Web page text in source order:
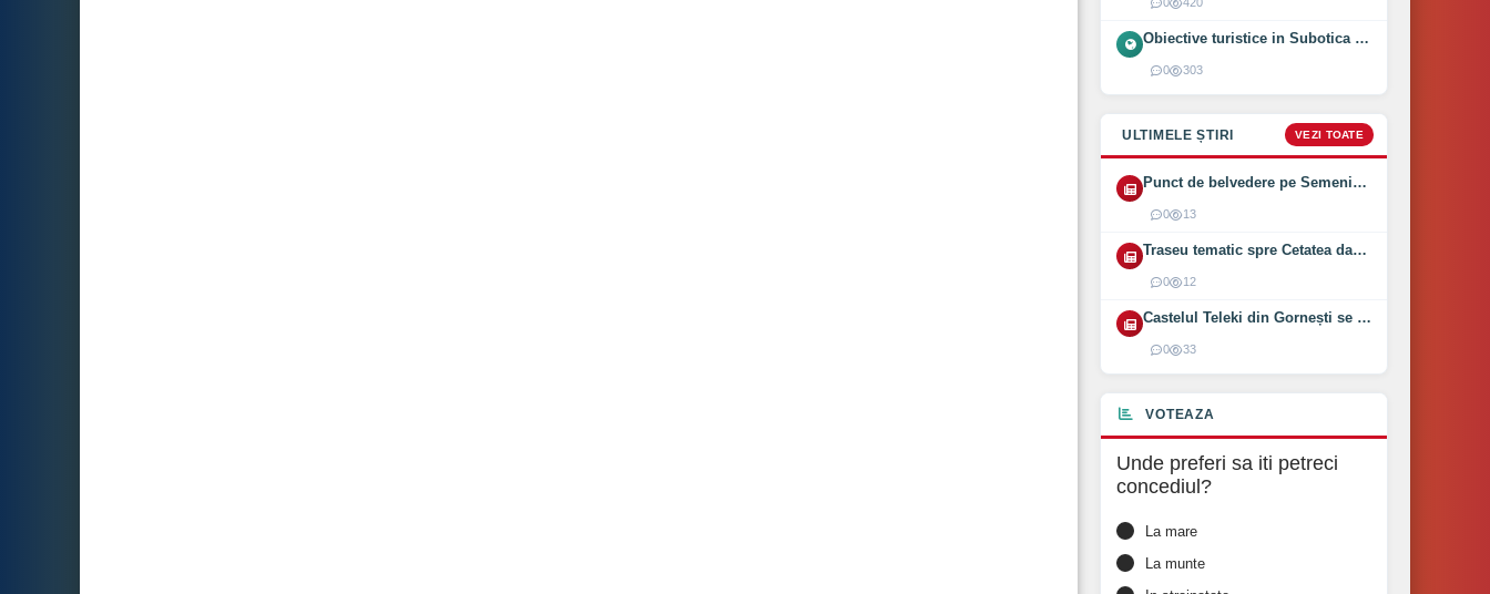
Obiective turistice in Subotica vizitate intr-o zi (2024)
0 303
ULTIMELE ȘTIRI VEZI TOATE
Punct de belvedere pe Semenic inaugurat pe 1 August 2026
0 13
Traseu tematic spre Cetatea dacică Bănița deschis (2026)
0 12
Castelul Teleki din Gornești se redeschide pe 1 august 2026
0 33
VOTEAZA
Unde preferi sa iti petreci
concediul?
La mare
La munte